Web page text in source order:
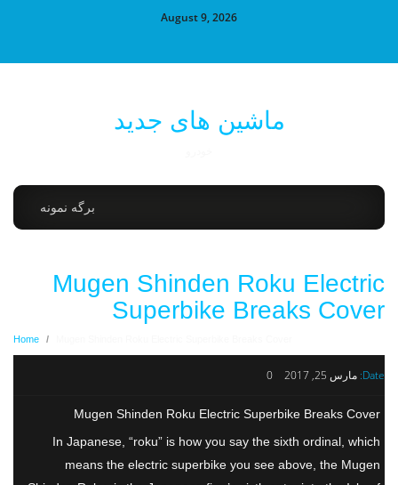
August 9, 2026
ماشین های جدید
برگه نمونه
Mugen Shinden Roku Electric
Superbike Breaks Cover
Home
Date: مارس 25, 2017 0
Mugen Shinden Roku Electric Superbike Breaks Cover
In Japanese, “roku” is how you say the sixth ordinal, which
means the electric superbike you see above, the Mugen